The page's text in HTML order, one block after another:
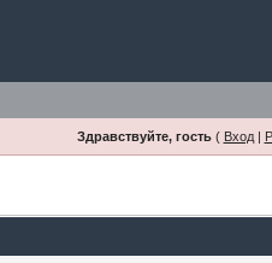
Здравствуйте, гость( Вход|